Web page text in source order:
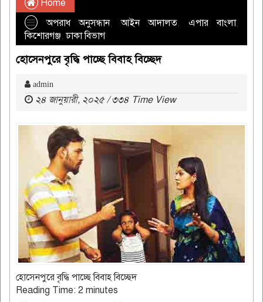
Home
অপরাধ অনুসন্ধান,আইন আদালত, এপার বাংলা,
কিশোরগঞ্জ,ঢাকা বিভাগ
হোসেনপুরে বৃদ্ধি পাচ্ছে বিবাহ বিচ্ছেদ
admin
২৪ জানুয়ারী, ২০২৫ / ৩৩৪ Time View
হোসেনপুরে বৃদ্ধি পাচ্ছে বিবাহ বিচ্ছেদ
Reading Time: 2 minutes